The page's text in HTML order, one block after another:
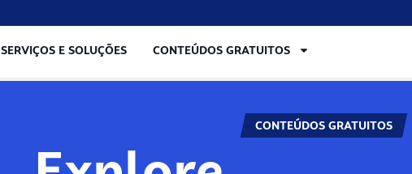
SERVIÇOS E SOLUÇÕES CONTEÚDOS GRATUITOS
CONTEÚDOS GRATUITOS